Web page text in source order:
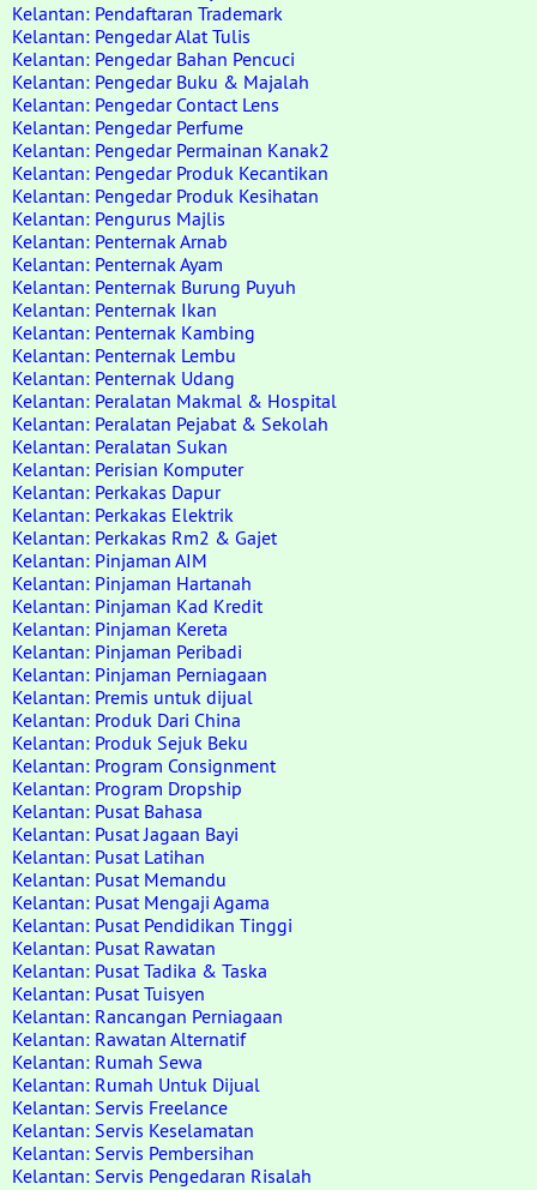
Kelantan: Pendaftaran Trademark
Kelantan: Pengedar Alat Tulis
Kelantan: Pengedar Bahan Pencuci
Kelantan: Pengedar Buku & Majalah
Kelantan: Pengedar Contact Lens
Kelantan: Pengedar Perfume
Kelantan: Pengedar Permainan Kanak2
Kelantan: Pengedar Produk Kecantikan
Kelantan: Pengedar Produk Kesihatan
Kelantan: Pengurus Majlis
Kelantan: Penternak Arnab
Kelantan: Penternak Ayam
Kelantan: Penternak Burung Puyuh
Kelantan: Penternak Ikan
Kelantan: Penternak Kambing
Kelantan: Penternak Lembu
Kelantan: Penternak Udang
Kelantan: Peralatan Makmal & Hospital
Kelantan: Peralatan Pejabat & Sekolah
Kelantan: Peralatan Sukan
Kelantan: Perisian Komputer
Kelantan: Perkakas Dapur
Kelantan: Perkakas Elektrik
Kelantan: Perkakas Rm2 & Gajet
Kelantan: Pinjaman AIM
Kelantan: Pinjaman Hartanah
Kelantan: Pinjaman Kad Kredit
Kelantan: Pinjaman Kereta
Kelantan: Pinjaman Peribadi
Kelantan: Pinjaman Perniagaan
Kelantan: Premis untuk dijual
Kelantan: Produk Dari China
Kelantan: Produk Sejuk Beku
Kelantan: Program Consignment
Kelantan: Program Dropship
Kelantan: Pusat Bahasa
Kelantan: Pusat Jagaan Bayi
Kelantan: Pusat Latihan
Kelantan: Pusat Memandu
Kelantan: Pusat Mengaji Agama
Kelantan: Pusat Pendidikan Tinggi
Kelantan: Pusat Rawatan
Kelantan: Pusat Tadika & Taska
Kelantan: Pusat Tuisyen
Kelantan: Rancangan Perniagaan
Kelantan: Rawatan Alternatif
Kelantan: Rumah Sewa
Kelantan: Rumah Untuk Dijual
Kelantan: Servis Freelance
Kelantan: Servis Keselamatan
Kelantan: Servis Pembersihan
Kelantan: Servis Pengedaran Risalah